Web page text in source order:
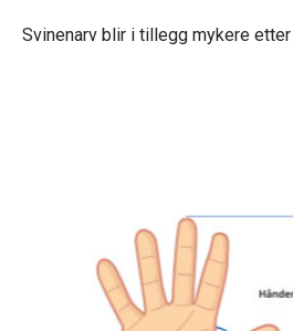
Svinenarv blir i tillegg mykere